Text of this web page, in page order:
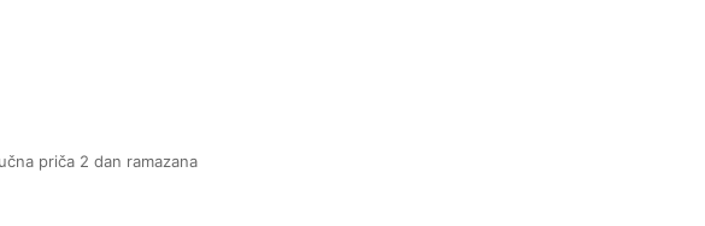
priča 2 dan ramazana